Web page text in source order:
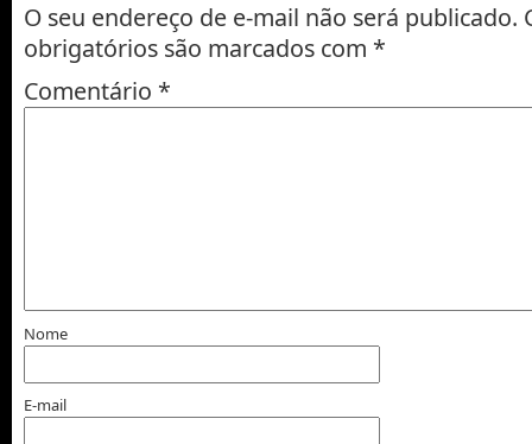
O seu endereço de e-mail não será publicado.
obrigatórios são marcados com *
Comentário *
Nome
E-mail